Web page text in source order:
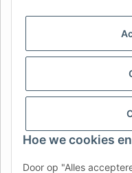
Hoe we cookies
Door op "Alles
Uw specialist in
spécialiste en
AFATEK INTERNATIONAL